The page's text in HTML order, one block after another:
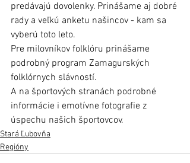
predávajú dovolenky. Prinášame aj dobré
rady a veľkú anketu našincov - kam sa
vyberú toto leto.
Pre milovníkov folklóru prinášame
podrobný program Zamagurských
folklórnych slávností.
A na športových stranách podrobné
informácie i emotívne fotografie z
úspechu našich športovcov.
Stará Ľubovňa
Regióny